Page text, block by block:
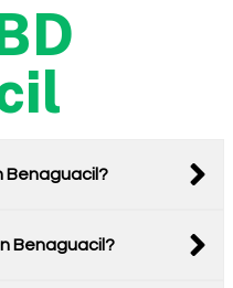
Benaguacil?
Benaguacil?